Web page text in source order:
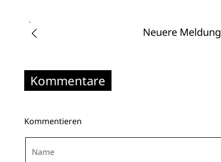
Neuere Meldung
Kommentare
Kommentieren
Name